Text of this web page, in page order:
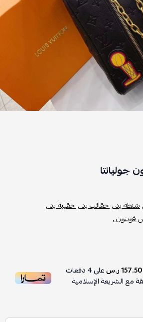
شنطة يد ,حقائب يد ,حقيبة يد ,
فويتون ,
157.50 ر.س على4دفعات
مع الشريعة الإسلامية